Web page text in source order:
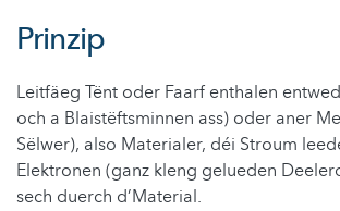
Prinzip
Leitfäeg Tënt oder Faarf enthalen
och a Blaistëftsminnen ass) oder aner
Sëlwer), also Materialer, déi Stroum
Elektronen (ganz kleng gelueden
sech duerch d’Material.